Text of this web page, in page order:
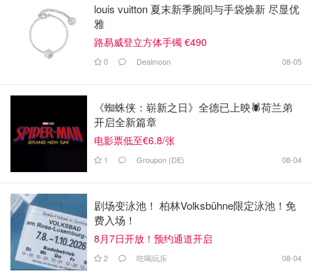
louis vuitton 夏末新季腕间与手袋焕新 尽显优
雅
路易威登立方体手镯 €490
0 Dealmoon 08-05
《蜘蛛侠：崭新之日》全德已上映🕷️荷兰弟
开启全新篇章
电影票低至€6.8/张
1 Groupon (DE) 08-04
剧场变泳池！ 柏林Volksbühne限定泳池！免
费入场！
8月7日开放！预约通道开启
2 吃喝玩乐 08-04